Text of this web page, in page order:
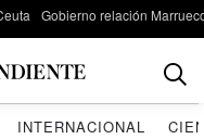
Gobierno relación
INTERNACIONAL